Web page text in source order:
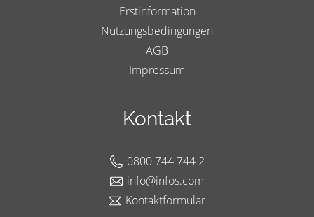
Erstinformation
Nutzungsbedingungen
AGB
Impressum
Kontakt
0800 744 744 2
info@infos.com
Kontaktformular